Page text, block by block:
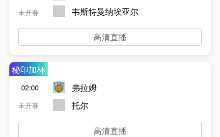
未开赛
韦斯特曼纳埃亚尔
高清直播
秘印加杯
02:00
未开赛
弗拉姆
托尔
高清直播